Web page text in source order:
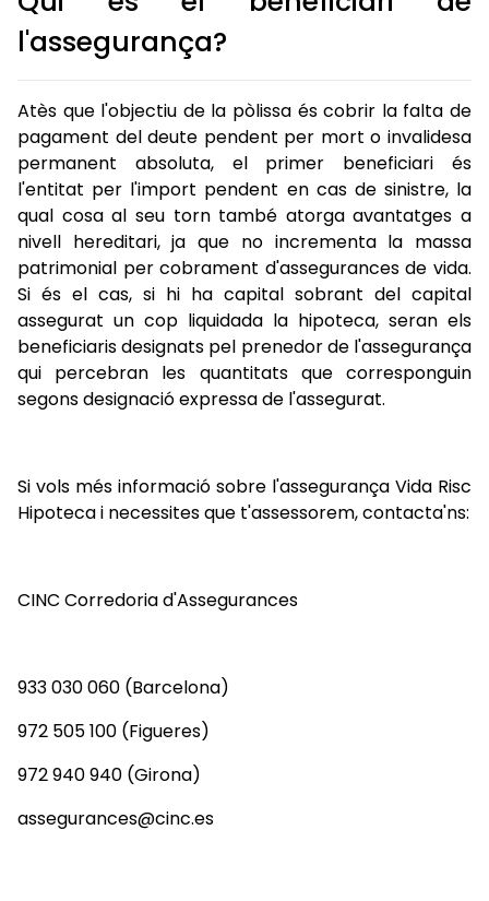
l'assegurança?
Atès que l'objectiu de la pòlissa és cobrir la falta de
pagament del deute pendent per mort o invalidesa
permanent absoluta, el primer beneficiari és
l'entitat per l'import pendent en cas de sinistre, la
qual cosa al seu torn també atorga avantatges a
nivell hereditari, ja que no incrementa la massa
patrimonial per cobrament d'assegurances de vida.
Si és el cas, si hi ha capital sobrant del capital
assegurat un cop liquidada la hipoteca, seran els
beneficiaris designats pel prenedor de l'assegurança
qui percebran les quantitats que corresponguin
segons designació expressa de l'assegurat.
Si vols més informació sobre l'assegurança Vida Risc
Hipoteca i necessites que t'assessorem, contacta'ns:
CINC Corredoria d'Assegurances
933 030 060 (Barcelona)
972 505 100 (Figueres)
972 940 940 (Girona)
assegurances@cinc.es